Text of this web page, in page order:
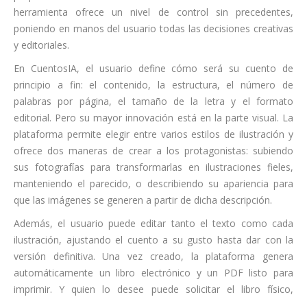
herramienta ofrece un nivel de control sin precedentes,
poniendo en manos del usuario todas las decisiones creativas
y editoriales.
En CuentosIA, el usuario define cómo será su cuento de
principio a fin: el contenido, la estructura, el número de
palabras por página, el tamaño de la letra y el formato
editorial. Pero su mayor innovación está en la parte visual. La
plataforma permite elegir entre varios estilos de ilustración y
ofrece dos maneras de crear a los protagonistas: subiendo
sus fotografías para transformarlas en ilustraciones fieles,
manteniendo el parecido, o describiendo su apariencia para
que las imágenes se generen a partir de dicha descripción.
Además, el usuario puede editar tanto el texto como cada
ilustración, ajustando el cuento a su gusto hasta dar con la
versión definitiva. Una vez creado, la plataforma genera
automáticamente un libro electrónico y un PDF listo para
imprimir. Y quien lo desee puede solicitar el libro físico,